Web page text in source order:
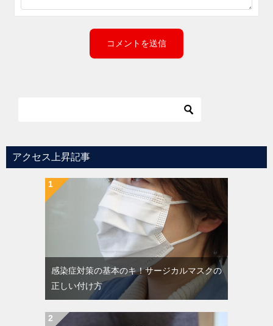
アクセス上昇記事
感染症対策の基本のキ！サージカルマスクの
正しい付け方